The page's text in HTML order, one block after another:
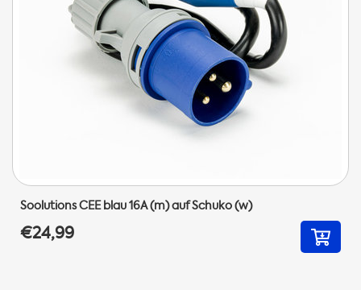
Soolutions CEE blau 16A (m) auf Schuko (w)
€24,99